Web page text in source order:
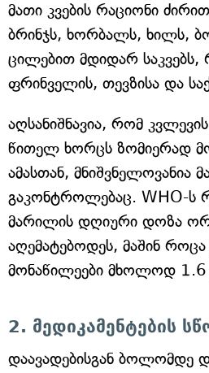
მათი კვების რაციონი
ბრინჯს, ხორბალს, ხილს,
ცილებით მდიდარ
ფრინველის, თევზისა და
აღსანიშნავია, რომ
წითელ ხორცს ზომიერად
ამასთან, მნიშვნელოვანია
გაკონტროლებაც. WHO-ს
მარილის დღიური დოზა
აღემატებოდეს, მაშინ
მონაწილეები მხოლოდ 1.6
2. მედიკამენტების
დაავადებისგან ბოლომდე